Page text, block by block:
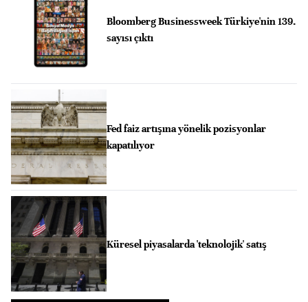
Bloomberg Businessweek Türkiye'nin 139.
sayısı çıktı
Fed faiz artışına yönelik pozisyonlar
kapatılıyor
Küresel piyasalarda 'teknolojik' satış